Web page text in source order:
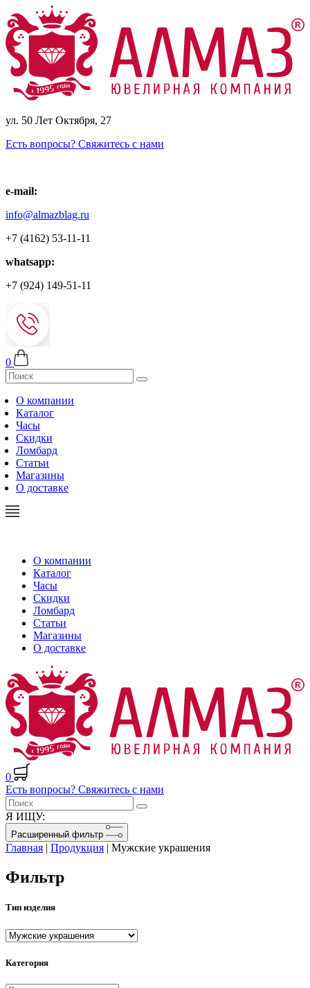
ул. 50 Лет Октября, 27
Есть вопросы? Свяжитесь с нами
e-mail:
info@almazblag.ru
+7 (4162) 53-11-11
whatsapp:
+7 (924) 149-51-11
0
О компании
Каталог
Часы
Скидки
Ломбард
Статьи
Магазины
О доставке
О компании
Каталог
Часы
Скидки
Ломбард
Статьи
Магазины
О доставке
0
Есть вопросы? Свяжитесь с нами
Я ИЩУ:
Расширенный фильтр
Главная | Продукция | Мужские украшения
Фильтр
Тип изделия
Категория